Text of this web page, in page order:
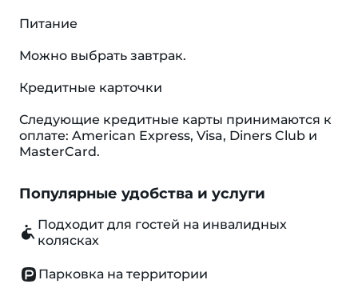
Питание
Можно выбрать завтрак.
Кредитные карточки
Следующие кредитные карты принимаются к
оплате: American Express, Visa, Diners Club и
MasterCard.
Популярные удобства и услуги
Подходит для гостей на инвалидных
колясках
Парковка на территории